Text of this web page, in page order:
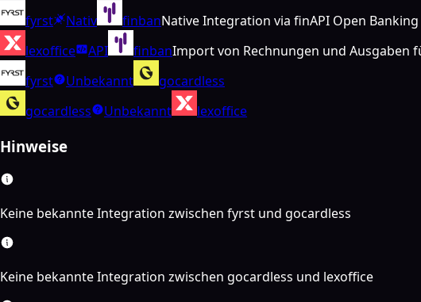
fyrst
Nativ finbanNative Integration via finAPI Open Banking
lexoffice
API finbanImport von Rechnungen und Ausgaben
fyrst
Unbekannt
gocardless
gocardless
Unbekannt lexoffice
Hinweise
Keine bekannte Integration zwischen fyrst und gocardless
Keine bekannte Integration zwischen gocardless und lexoffice